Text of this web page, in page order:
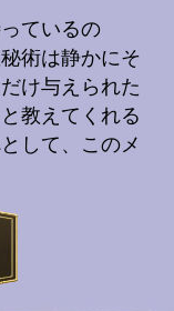
ているの
術は静かにそ
け与えられた
教えてくれる
して、このメ